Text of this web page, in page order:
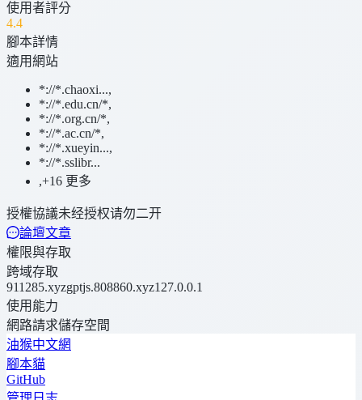
使用者評分
4.4
腳本詳情
適用網站
*://*.chaoxi...,
*://*.edu.cn/*,
*://*.org.cn/*,
*://*.ac.cn/*,
*://*.xueyin...,
*://*.sslibr...
,+16 更多
授權協議未经授权请勿二开
論壇文章
權限與存取
跨域存取
911285.xyzgptjs.808860.xyz127.0.0.1
使用能力
網路請求儲存空間
油猴中文網
腳本貓
GitHub